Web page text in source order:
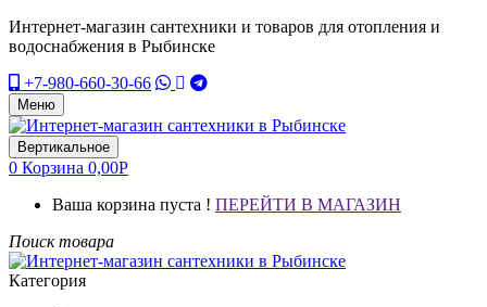
Интернет-магазин сантехники и товаров для отопления и
водоснабжения в Рыбинске
+7-980-660-30-66
Меню
Вертикальное
0 Корзина 0,00Р
Ваша корзина пуста ! ПЕРЕЙТИ В МАГАЗИН
Поиск товара
Категория